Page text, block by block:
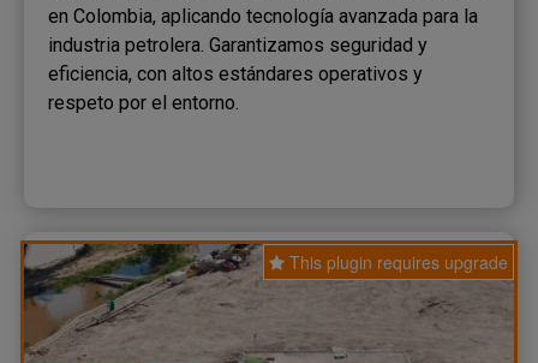
en Colombia, aplicando tecnología avanzada para la
industria petrolera. Garantizamos seguridad y
eficiencia, con altos estándares operativos y
respeto por el entorno.
This plugin requires upgrade